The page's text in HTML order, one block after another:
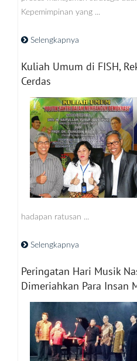
Kepemimpinan yang ...
Selengkapnya
Kuliah Umum di FISH,
Cerdas
hadapan ratusan ...
Selengkapnya
Peringatan Hari Musik
Dimeriahkan Para Insan